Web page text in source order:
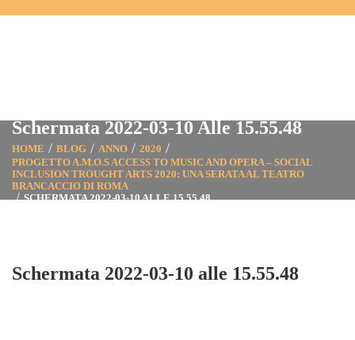
Schermata 2022-03-10 Alle 15.55.48
HOME BLOG ANNO
2020
PROGETTO A.M.O.S ACCESS TO MUSIC AND OPERA – SOCIAL
INCLUSION TROUGHT ARTS 2020: UNA SERATA AL TEATRO
BRANCACCIO DI ROMA
SCHERMATA 2022-03-10 ALLE 15.55.48
Schermata 2022-03-10 alle 15.55.48